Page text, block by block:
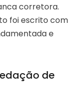
corretora.
foi escrito com
e
de